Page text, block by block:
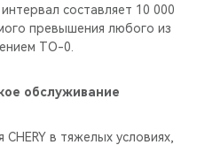
составляет 10 000
превышения любого из
ТО-0.
обслуживание
в тяжелых условиях,